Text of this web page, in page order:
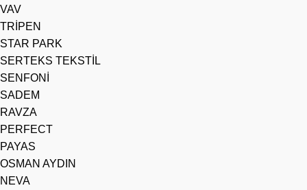
VAV
TRİPEN
STAR PARK
SERTEKS TEKSTİL
SENFONİ
SADEM
RAVZA
PERFECT
PAYAS
OSMAN AYDIN
NEVA